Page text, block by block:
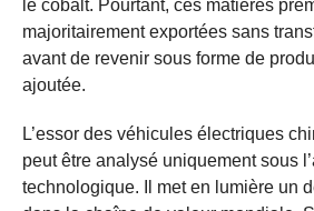
le cobalt. Pourtant, ces matières
majoritairement exportées sans
avant de revenir sous forme de
ajoutée.
L’essor des véhicules électriques
peut être analysé uniquement sous
technologique. Il met en lumière un